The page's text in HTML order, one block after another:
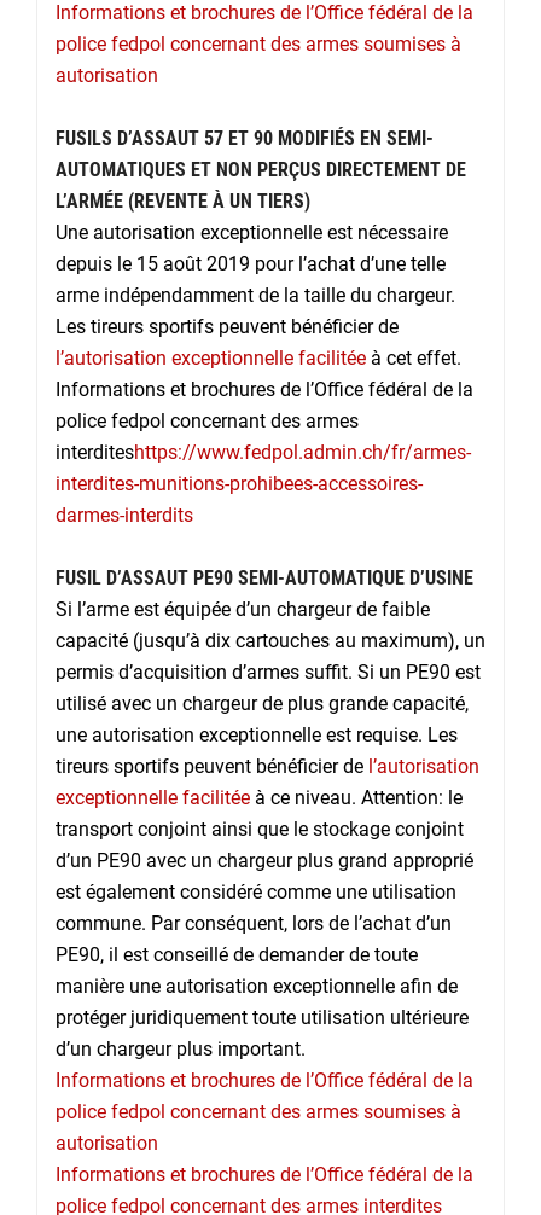
Informations et brochures de l’Office fédéral de la
police fedpol concernant des armes soumises à
autorisation
FUSILS D’ASSAUT 57 ET 90 MODIFIÉS EN SEMI-
AUTOMATIQUES ET NON PERÇUS DIRECTEMENT DE
L’ARMÉE (REVENTE À UN TIERS)
Une autorisation exceptionnelle est nécessaire
depuis le 15 août 2019 pour l’achat d’une telle
arme indépendamment de la taille du chargeur.
Les tireurs sportifs peuvent bénéficier de
l’autorisation exceptionnelle facilitée à cet effet.
Informations et brochures de l’Office fédéral de la
police fedpol concernant des armes
interditeshttps://www.fedpol.admin.ch/fr/armes-
interdites-munitions-prohibees-accessoires-
darmes-interdits
FUSIL D’ASSAUT PE90 SEMI-AUTOMATIQUE D’USINE
Si l’arme est équipée d’un chargeur de faible
capacité (jusqu’à dix cartouches au maximum), un
permis d’acquisition d’armes suffit. Si un PE90 est
utilisé avec un chargeur de plus grande capacité,
une autorisation exceptionnelle est requise. Les
tireurs sportifs peuvent bénéficier de l’autorisation
exceptionnelle facilitée à ce niveau. Attention: le
transport conjoint ainsi que le stockage conjoint
d’un PE90 avec un chargeur plus grand approprié
est également considéré comme une utilisation
commune. Par conséquent, lors de l’achat d’un
PE90, il est conseillé de demander de toute
manière une autorisation exceptionnelle afin de
protéger juridiquement toute utilisation ultérieure
d’un chargeur plus important.
Informations et brochures de l’Office fédéral de la
police fedpol concernant des armes soumises à
autorisation
Informations et brochures de l’Office fédéral de la
police fedpol concernant des armes interdites